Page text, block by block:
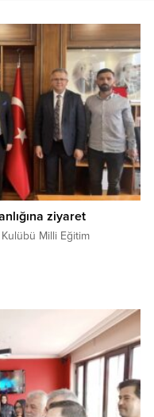
ziyaret
Milli Eğitim